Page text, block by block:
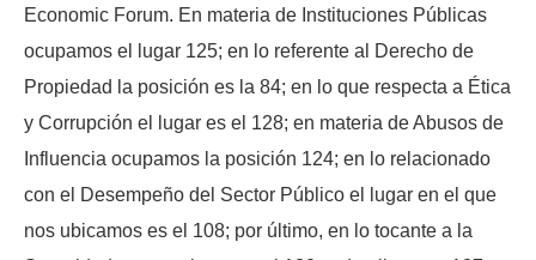
Economic Forum. En materia de Instituciones Públicas
ocupamos el lugar 125; en lo referente al Derecho de
Propiedad la posición es la 84; en lo que respecta a Ética
y Corrupción el lugar es el 128; en materia de Abusos de
Influencia ocupamos la posición 124; en lo relacionado
con el Desempeño del Sector Público el lugar en el que
nos ubicamos es el 108; por último, en lo tocante a la